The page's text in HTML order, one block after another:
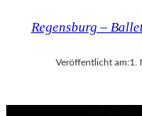
Regensburg –
Veröffentlicht am:1.